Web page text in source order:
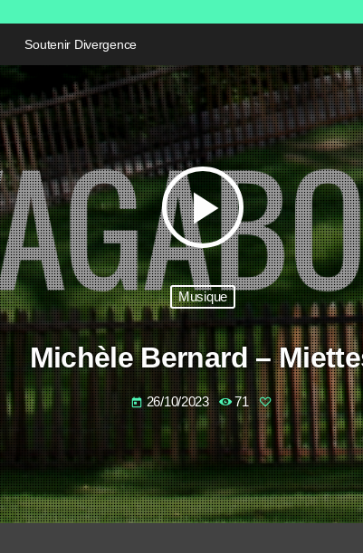
Soutenir Divergence
play_arrow
Musique
Michèle Bernard –
today 26/10/2023 71